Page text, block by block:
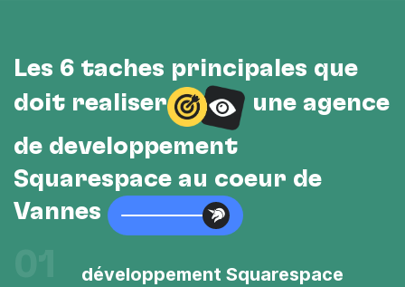
Les 6 tâches principales que
doit réaliser
une agence
de développement
Squarespace au cœur de
Vannes
développement Squarespace